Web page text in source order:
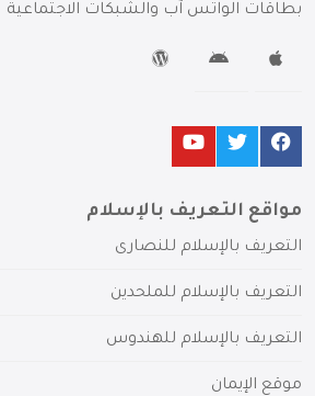
بطاقات الواتس آب والشبكات الاجتماعية
مواقع التعريف بالإسلام
التعريف بالإسلام للنصارى
التعريف بالإسلام للملحدين
التعريف بالإسلام للهندوس
موقع الإيمان